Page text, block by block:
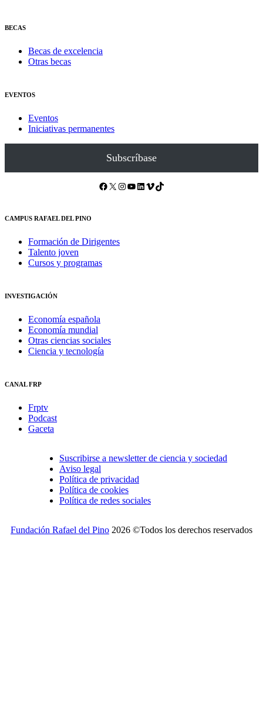
BECAS
Becas de excelencia
Otras becas
EVENTOS
Eventos
Iniciativas permanentes
Subscríbase
Facebook X Instagram YouTube LinkedIn Vimeo TikTok
CAMPUS RAFAEL DEL PINO
Formación de Dirigentes
Talento joven
Cursos y programas
INVESTIGACIÓN
Economía española
Economía mundial
Otras ciencias sociales
Ciencia y tecnología
CANAL FRP
Frptv
Podcast
Gaceta
Suscribirse a newsletter de ciencia y sociedad
Aviso legal
Política de privacidad
Política de cookies
Política de redes sociales
Fundación Rafael del Pino 2026 ©Todos los derechos reservados